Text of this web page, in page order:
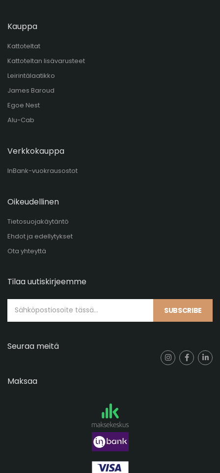
Kauppa
Kattoteltat
Kattoteltan lisävarusteet
Leirintälaatikko
James Baroud
Egoe Nest
Alu-Cab
Verkkokauppa
InBank-vuokrausostot
Oikeudellinen
Tietosuojakäytäntö
Ehdot ja edellytykset
Ota yhteyttä
Tilaa uutiskirjeemme
SUBSCRIBE
Seuraa meitä
Maksaa